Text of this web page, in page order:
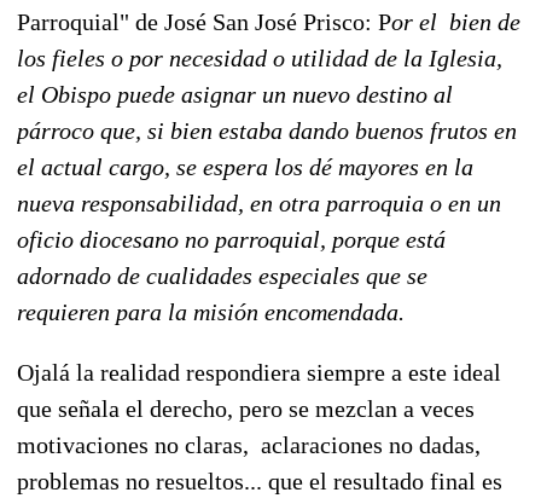
Parroquial" de José San José Prisco: Por el bien de
los fieles o por necesidad o utilidad de la Iglesia,
el Obispo puede asignar un nuevo destino al
párroco que, si bien estaba dando buenos frutos en
el actual cargo, se espera los dé mayores en la
nueva responsabilidad, en otra parroquia o en un
oficio diocesano no parroquial, porque está
adornado de cualidades especiales que se
requieren para la misión encomendada.
Ojalá la realidad respondiera siempre a este ideal
que señala el derecho, pero se mezclan a veces
motivaciones no claras, aclaraciones no dadas,
problemas no resueltos... que el resultado final es